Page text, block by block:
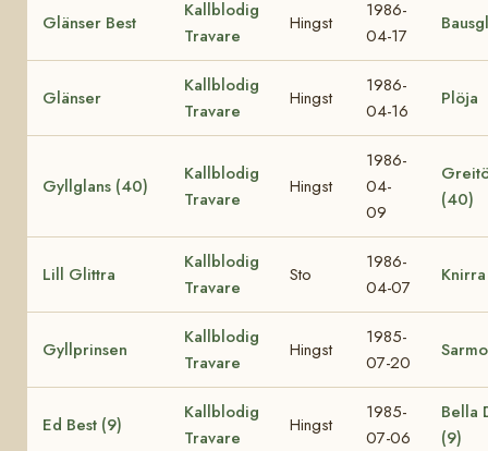
Glänser Best
Kallblodig
Travare
Hingst
1986-
04-17
Glänser
Kallblodig
Travare
Hingst
1986-
04-16
Plöja
Gyllglans (40)
Kallblodig
Travare
Hingst
1986-
04-
09
(40)
Lill Glittra
Kallblodig
Travare
Sto
1986-
04-07
Knirra
Gyllprinsen
Kallblodig
Travare
Hingst
1985-
07-20
Ed Best (9)
Kallblodig
Travare
Hingst
1985-
07-06
Bella
(9)